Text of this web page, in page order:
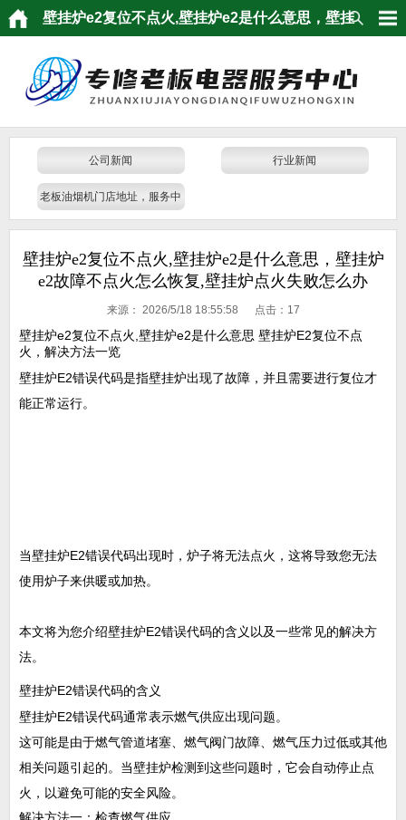
壁挂炉e2复位不点火,壁挂炉e2是什么意思，壁挂
炉e2故障不点火怎么恢复,壁挂炉点火失败怎么办
公司新闻 行业新闻
老板油烟机门店地址，服务中
壁挂炉e2复位不点火,壁挂炉e2是什么意思，壁挂炉
e2故障不点火怎么恢复,壁挂炉点火失败怎么办
来源： 2026/5/18 18:55:58 点击： 17
壁挂炉e2复位不点火,壁挂炉e2是什么意思 壁挂炉E2复位不点
火，解决方法一览
壁挂炉E2错误代码是指壁挂炉出现了故障，并且需要进行复位才
能正常运行。
当壁挂炉E2错误代码出现时，炉子将无法点火，这将导致您无法
使用炉子来供暖或加热。
本文将为您介绍壁挂炉E2错误代码的含义以及一些常见的解决方
法。
壁挂炉E2错误代码的含义
壁挂炉E2错误代码通常表示燃气供应出现问题。
这可能是由于燃气管道堵塞、燃气阀门故障、燃气压力过低或其他
相关问题引起的。当壁挂炉检测到这些问题时，它会自动停止点
火，以避免可能的安全风险。